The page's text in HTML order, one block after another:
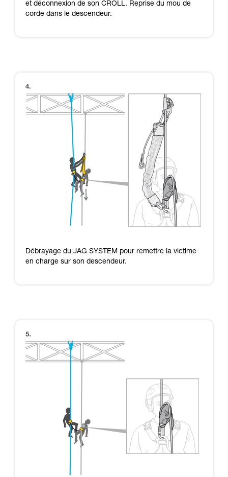
et déconnexion de son CROLL. Reprise du mou de
corde dans le descendeur.
Débrayage du JAG SYSTEM pour remettre la victime
en charge sur son descendeur.